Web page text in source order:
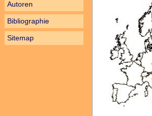
Autoren
Bibliographie
Sitemap